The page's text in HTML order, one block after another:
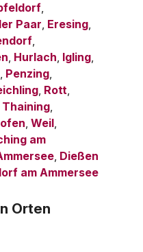
,
Paar, Eresing,
,
, Hurlach, Igling,
, Penzing,
, Rott,
Thaining,
,Weil,
am
, Dießen
am Ammersee
Orten